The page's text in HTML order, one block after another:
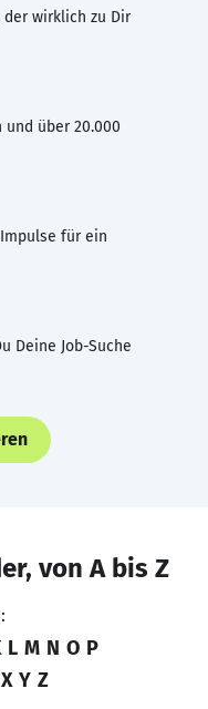
der wirklich zu Dir
und über 20.000
für ein
Deine Job-Suche
von A bis Z
L M N O P
X Y Z